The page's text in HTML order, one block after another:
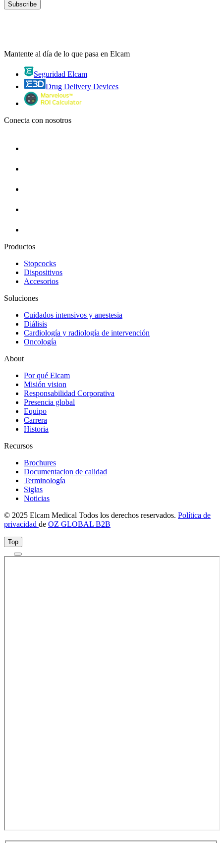
Mantente al día de lo que pasa en Elcam
Seguridad Elcam
Drug Delivery Devices
Conecta con nosotros
Productos
Stopcocks
Dispositivos
Accesorios
Soluciones
Cuidados intensivos y anestesia
Diálisis
Cardiología y radiología de intervención
Oncología
About
Por qué Elcam
Misión vision
Responsabilidad Corporativa
Presencia global
Equipo
Carrera
Historia
Recursos
Brochures
Documentacion de calidad
Terminología
Siglas
Noticias
© 2025 Elcam Medical Todos los derechos reservados. Política de
privacidad de OZ GLOBAL B2B
Top